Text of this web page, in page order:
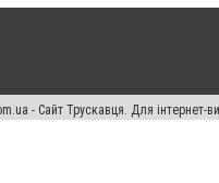
- Сайт Трускавця. Для